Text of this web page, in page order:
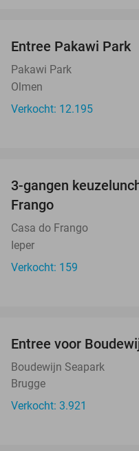
Entree Pakawi Park
Pakawi Park
Olmen
Verkocht: 12.195
3-gangen
Frango
Casa do Frango
Ieper
Verkocht: 159
Entree voor
Boudewijn Seapark
Brugge
Verkocht: 3.921